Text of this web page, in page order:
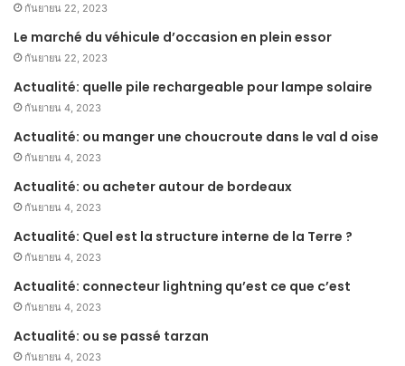
กันยายน 22, 2023
Le marché du véhicule d’occasion en plein essor
กันยายน 22, 2023
Actualité: quelle pile rechargeable pour lampe solaire
กันยายน 4, 2023
Actualité: ou manger une choucroute dans le val d oise
กันยายน 4, 2023
Actualité: ou acheter autour de bordeaux
กันยายน 4, 2023
Actualité: Quel est la structure interne de la Terre ?
กันยายน 4, 2023
Actualité: connecteur lightning qu’est ce que c’est
กันยายน 4, 2023
Actualité: ou se passé tarzan
กันยายน 4, 2023